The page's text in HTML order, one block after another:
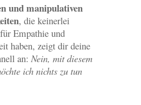
und manipulativen
, die keinerlei
Empathie und
haben, zeigt dir deine
an: Nein, mit diesem
ich nichts zu tun